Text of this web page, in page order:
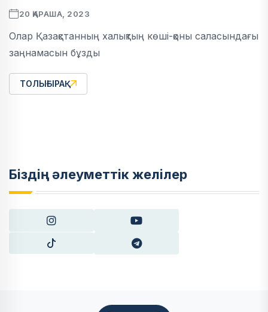
20 ҚАРАША, 2023
Олар Қазақстанның халықтың көші-қоны саласындағы
заңнамасын бұзды
ТОЛЫҒЫРАҚ
Біздің әлеуметтік желілер